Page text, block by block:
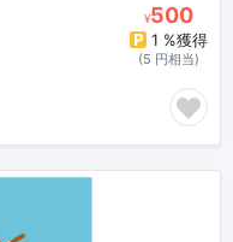
¥500
1 %獲得
(5 円相当)